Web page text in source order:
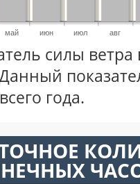
май июн июл авг
силы ветра
года.